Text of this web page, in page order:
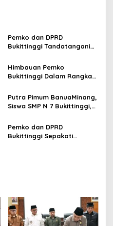
Pemko dan DPRD
Bukittinggi Tandatangani
Perubahan KUA-PPAS APBD
2026
Himbauan Pemko
Bukittinggi Dalam Rangka
Tahun ke-81 Kemerdekaan
Republik Indonesia
Putra Pimum BanuaMinang,
Siswa SMP N 7 Bukittinggi,
Festival Komite Pemula
Berat 40 Kg dalam
Kejuaraan Karate Jam
Pemko dan DPRD
Bukittinggi Sepakati